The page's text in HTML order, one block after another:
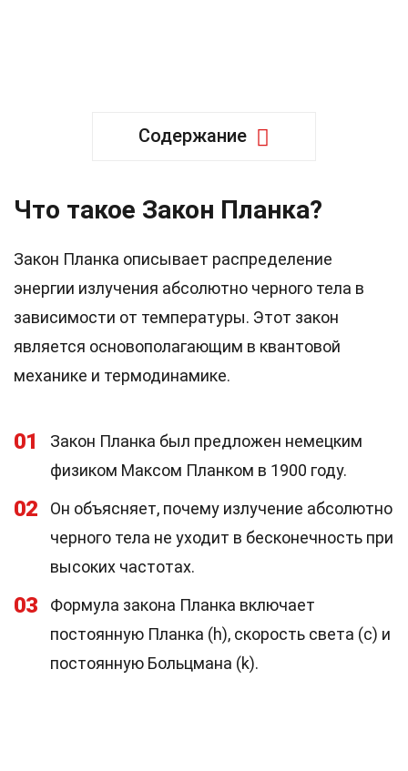
Содержание
Что такое Закон Планка?
Закон Планка описывает распределение
энергии излучения абсолютно черного тела в
зависимости от температуры. Этот закон
является основополагающим в квантовой
механике и термодинамике.
01
Закон Планка был предложен немецким
физиком Максом Планком в 1900 году.
02
Он объясняет, почему излучение абсолютно
черного тела не уходит в бесконечность при
высоких частотах.
03
Формула закона Планка включает
постоянную Планка (h), скорость света (c) и
постоянную Больцмана (k).